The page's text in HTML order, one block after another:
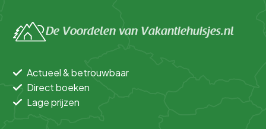
De Voordelen van Vakantiehuisjes.nl
Actueel & betrouwbaar
Direct boeken
Lage prijzen